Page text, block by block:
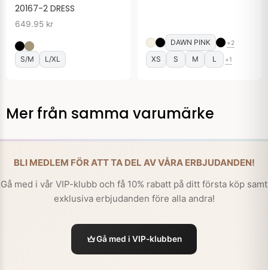
20167-2 DRESS
649.95 kr
S/M L/XL
DAWN PINK +2
XS S M L +1
Mer från samma varumärke
BLI MEDLEM FÖR ATT TA DEL AV VÅRA ERBJUDANDEN!
Gå med i vår VIP-klubb och få 10% rabatt på ditt första köp samt
exklusiva erbjudanden före alla andra!
Gå med i VIP-klubben